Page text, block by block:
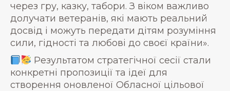
через гру, казку, табори. З віком важливо
долучати ветеранів, які мають реальний
досвід і можуть передати дітям розуміння
сили, гідності та любові до своєї країни».
Результатом стратегічної сесії стали
конкретні пропозиції та ідеї для
створення оновленої Обласної цільової